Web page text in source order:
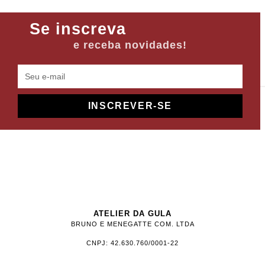
Se inscreva
e receba novidades!
INSCREVER-SE
ATELIER DA GULA
BRUNO E MENEGATTE COM. LTDA
CNPJ: 42.630.760/0001-22